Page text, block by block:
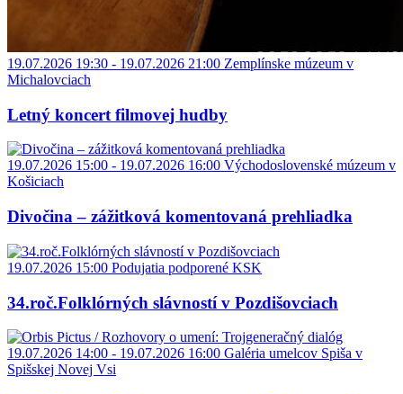
19.07.2026 19:30 - 19.07.2026 21:00 Zemplínske múzeum v
Michalovciach
Letný koncert filmovej hudby
19.07.2026 15:00 - 19.07.2026 16:00 Východoslovenské múzeum v
Košiciach
Divočina – zážitková komentovaná prehliadka
19.07.2026 15:00 Podujatia podporené KSK
34.roč.Folklórných slávností v Pozdišovciach
19.07.2026 14:00 - 19.07.2026 16:00 Galéria umelcov Spiša v
Spišskej Novej Vsi